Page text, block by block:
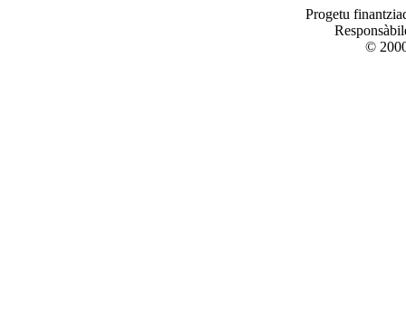
Progetu
©